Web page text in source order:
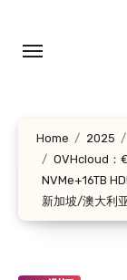
Home 2025
OVHcloud：
NVMe+16TB
新加坡/澳大利